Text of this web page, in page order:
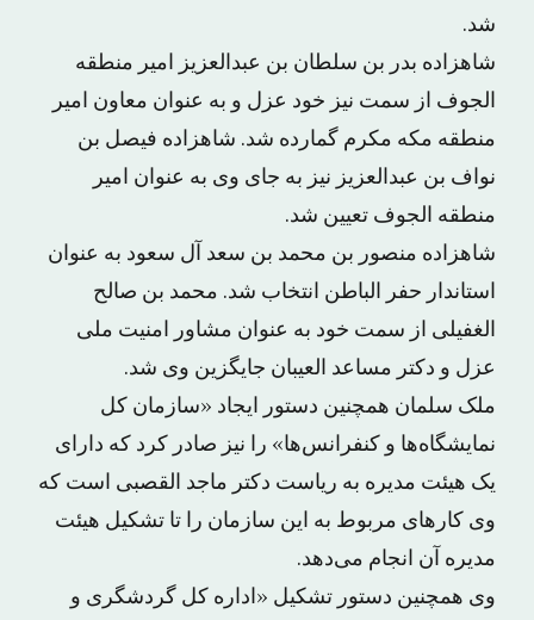
شد.
شاهزاده بدر بن سلطان بن عبدالعزیز امیر منطقه
الجوف از سمت نیز خود عزل و به عنوان معاون امیر
منطقه مکه مکرم گمارده شد. شاهزاده فیصل بن
نواف بن عبدالعزیز نیز به جای وی به عنوان امیر
منطقه الجوف تعیین شد.
شاهزاده منصور بن محمد بن سعد آل سعود به عنوان
استاندار حفر الباطن انتخاب شد. محمد بن صالح
الغفیلی از سمت خود به عنوان مشاور امنیت ملی
عزل و دکتر مساعد العیبان جایگزین وی شد.
ملک سلمان همچنین دستور ایجاد «سازمان کل
نمایشگاه‌ها و کنفرانس‌ها» را نیز صادر کرد که دارای
یک هیئت مدیره به ریاست دکتر ماجد القصبی است که
وی کارهای مربوط به این سازمان را تا تشکیل هیئت
مدیره آن انجام می‌دهد.
وی همچنین دستور تشکیل «اداره کل گردشگری و